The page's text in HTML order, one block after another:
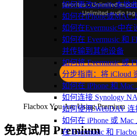
如何更改Spotify本地
如何在iPhone或MAC
如何在Evermusic中
如何在 Evermusic 和
并传输到其他设备
如何将 Evermusic 或
分步指南：将 iCloud
如何在 iPhone 和
如何连接 Synology
如何使用 WebDAV
如何在 iPhone 或
在 Evermusic 和
Flacbox You Are Using Premium
免费试用 Premium